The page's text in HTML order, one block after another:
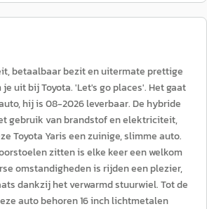
betaalbaar bezit en uitermate prettige
uit bij Toyota. 'Let's go places'. Het gaat
hij is 08-2026 leverbaar. De hybride
gebruik van brandstof en elektriciteit,
Toyota Yaris een zuinige, slimme auto.
zitten is elke keer een welkom
omstandigheden is rijden een plezier,
dankzij het verwarmd stuurwiel. Tot de
auto behoren 16 inch lichtmetalen